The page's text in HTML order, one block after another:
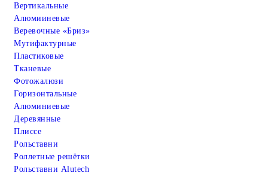
Вертикальные
Алюмииневые
Веревочные «Бриз»
Мутифактурные
Пластиковые
Тканевые
Фотожалюзи
Горизонтальные
Алюминиевые
Деревянные
Плиссе
Рольставни
Роллетные решётки
Рольставни Alutech